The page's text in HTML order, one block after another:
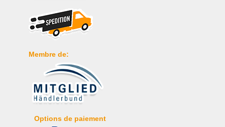
Membre de:
Options de paiement